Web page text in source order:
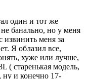
один и тот же
банально, но у меня
извинить меня за
Я облазил все,
хуже или лучше,
( старенькая модель,
ну и конечно 17-